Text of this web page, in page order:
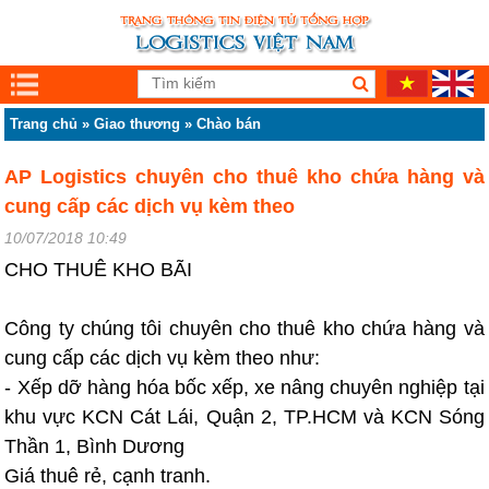
Trang chủ »Giao thương »Chào bán
AP Logistics chuyên cho thuê kho chứa hàng và
cung cấp các dịch vụ kèm theo
10/07/2018 10:49
CHO THUÊ KHO BÃI
Công ty chúng tôi chuyên cho thuê kho chứa hàng và
cung cấp các dịch vụ kèm theo như:
- Xếp dỡ hàng hóa bốc xếp, xe nâng chuyên nghiệp tại
khu vực KCN Cát Lái, Quận 2, TP.HCM và KCN Sóng
Thần 1, Bình Dương
Giá thuê rẻ, cạnh tranh.